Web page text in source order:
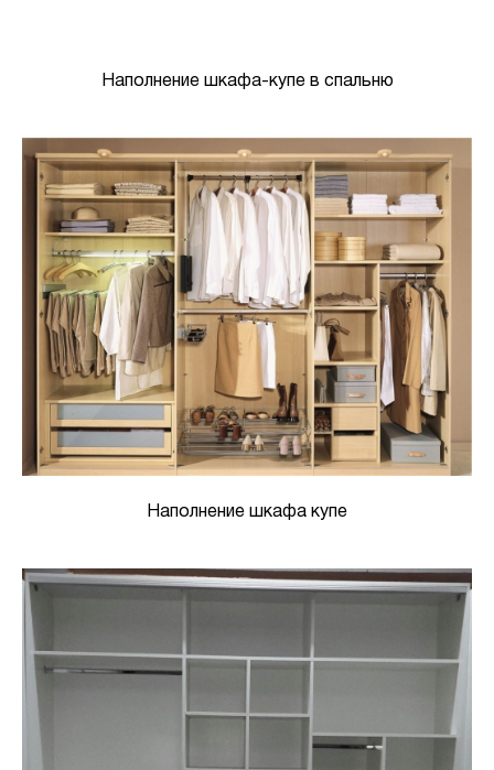
Наполнение шкафа-купе в спальню
Наполнение шкафа купе